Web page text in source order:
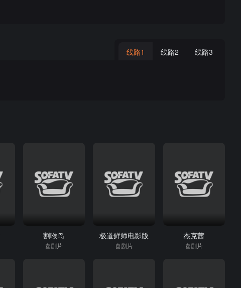
线路1 线路2 线路3
割喉岛
喜剧片
极道鲜师电影版
喜剧片
杰克茜
喜剧片